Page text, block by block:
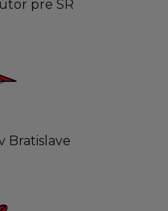
pre SR
Bratislave